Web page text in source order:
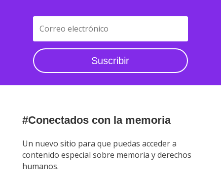
Suscribir
#Conectados con la memoria
Un nuevo sitio para que puedas acceder a
contenido especial sobre memoria y derechos
humanos.